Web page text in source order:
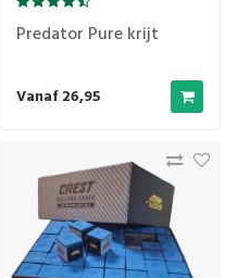
Predator Pure krijt
Vanaf 26,95